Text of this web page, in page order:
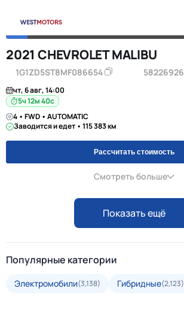
2021 CHEVROLET MALIBU
1G1ZD5ST8MF086654 58226926
чт, 6 авг, 14:00
5ч 12м 39с
4 • FWD • AUTOMATIC
Заводится и едет • 115 383 км
Рассчитать стоимость
Смотреть больше
Показать ещё
Популярные категории
Электромобили(3,138) Гибридные(2,123)